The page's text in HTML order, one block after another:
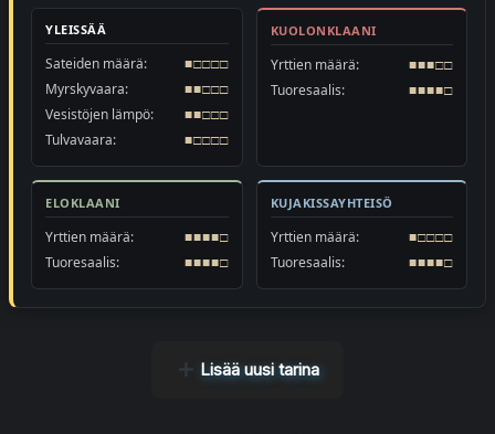
YLEISSÄÄ
Sateiden määrä:
■□□□□
Myrskyvaara:
■■□□□
Vesistöjen lämpö:
■■□□□
Tulvavaara:
■□□□□
KUOLONKLAANI
Yrttien määrä:
■■■□□
Tuoresaalis:
■■■■□
ELOKLAANI
Yrttien määrä:
■■■■□
Tuoresaalis:
■■■■□
KUJAKISSAYHTEISÖ
Yrttien määrä:
■□□□□
Tuoresaalis:
■■■■□
Lisää uusi tarina